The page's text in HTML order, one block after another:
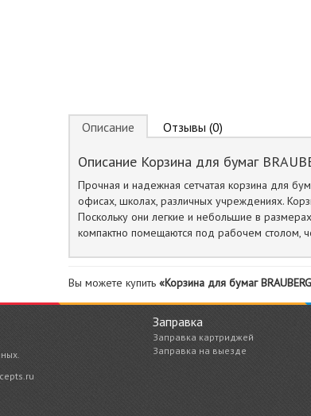
Описание Отзывы (0)
Описание Корзина для бумаг
Прочная и надежная сетчатая корзина для
офисах, школах, различных учреждениях.
Поскольку они легкие и небольшие в
компактно помещаются под рабочем столом,
Вы можете купить «Корзина для бумаг
Заправка
Заправка картриджей
Заправка на выезде